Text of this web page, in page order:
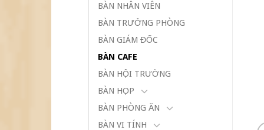
BÀN NHÂN VIÊN
BÀN TRƯỞNG PHÒNG
BÀN GIÁM ĐỐC
BÀN CAFE
BÀN HỘI TRƯỜNG
BÀN HỌP
BÀN PHÒNG ĂN
BÀN VI TÍNH